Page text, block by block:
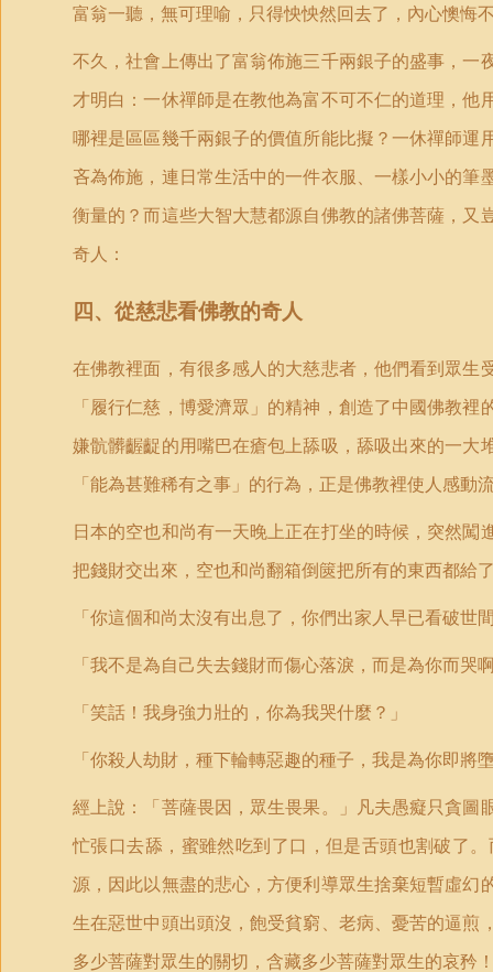
富翁一聽，無可理喻，只得怏怏然回去了，內心懊悔
不久，社會上傳出了富翁佈施三千兩銀子的盛事，
才明白：一休禪師是在教他為富不可不仁的道理，
哪裡是區區幾千兩銀子的價值所能比擬？一休禪師
吝為佈施，連日常生活中的一件衣服、一樣小小的
衡量的？而這些大智大慧都源自佛教的諸佛菩薩，
奇人：
四、從慈悲看佛教的奇人
在佛教裡面，有很多感人的大慈悲者，他們看到眾
「履行仁慈，博愛濟眾」的精神，創造了中國佛教
嫌骯髒齷齪的用嘴巴在瘡包上舔吸，舔吸出來的一
「能為甚難稀有之事」的行為，正是佛教裡使人感動
日本的空也和尚有一天晚上正在打坐的時候，突然
把錢財交出來，空也和尚翻箱倒篋把所有的東西都給
「你這個和尚太沒有出息了，你們出家人早已看破
「我不是為自己失去錢財而傷心落淚，而是為你而哭
「笑話！我身強力壯的，你為我哭什麼？」
「你殺人劫財，種下輪轉惡趣的種子，我是為你即
經上說：「菩薩畏因，眾生畏果。」凡夫愚癡只貪
忙張口去舔，蜜雖然吃到了口，但是舌頭也割破了
源，因此以無盡的悲心，方便利導眾生捨棄短暫虛
生在惡世中頭出頭沒，飽受貧窮、老病、憂苦的逼
多少菩薩對眾生的關切，含藏多少菩薩對眾生的哀矜